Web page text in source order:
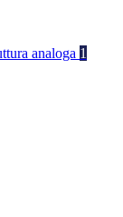
analoga 1